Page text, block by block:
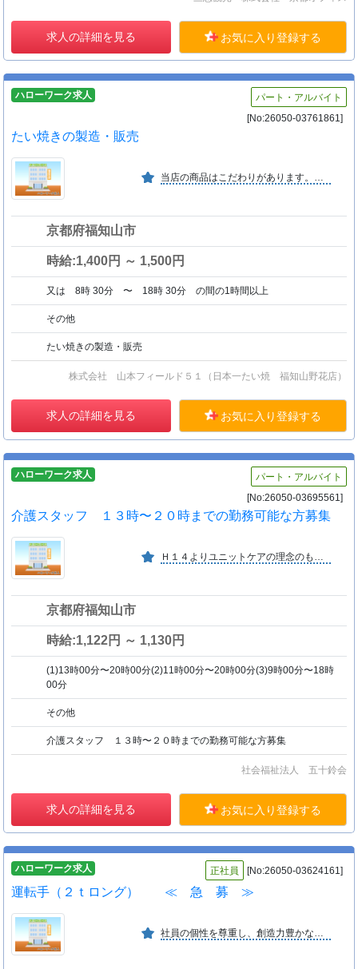
求人の詳細を見る お気に入り登録する
ハローワーク求人
パート・アルバイト
[No:26050-03761861]
たい焼きの製造・販売
当店の商品はこだわりがあります。１）あん２）生地３）技術です。８割以上のリピーター様に支えられています。地名のごとく「野に咲く花のように」スタッフ一同楽しくお客様に接遇致しています
京都府福知山市
時給:1,400円 ～ 1,500円
又は 8時 30分 〜 18時 30分 の間の1時間以上
その他
たい焼きの製造・販売
株式会社 山本フィールド５１（日本一たい焼 福知山野花店）
求人の詳細を見る お気に入り登録する
ハローワーク求人
パート・アルバイト
[No:26050-03695561]
介護スタッフ １３時〜２０時までの勤務可能な方募集
Ｈ１４よりユニットケアの理念のもと、少人数グループケアで顔見知りの関係をつくりながら、個人の尊厳を大切にして、ご利用者の生活実現を目指しています。 ★会社案内・画像情報あり★
京都府福知山市
時給:1,122円 ～ 1,130円
(1)13時00分〜20時00分(2)11時00分〜20時00分(3)9時00分〜18時
00分
その他
介護スタッフ １３時〜２０時までの勤務可能な方募集
社会福祉法人 五十鈴会
求人の詳細を見る お気に入り登録する
ハローワーク求人 正社員 [No:26050-03624161]
運転手（２ｔロング） ≪ 急 募 ≫